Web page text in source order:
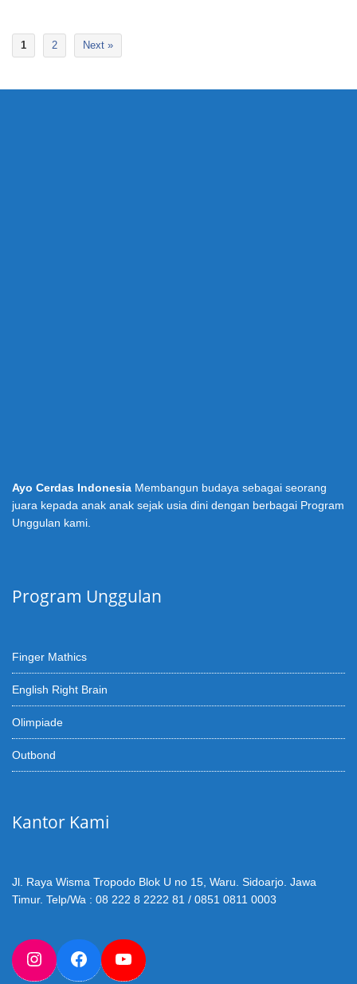
1 2 Next »
Ayo Cerdas Indonesia Membangun budaya sebagai seorang
juara kepada anak anak sejak usia dini dengan berbagai Program
Unggulan kami.
Program Unggulan
Finger Mathics
English Right Brain
Olimpiade
Outbond
Kantor Kami
Jl. Raya Wisma Tropodo Blok U no 15, Waru. Sidoarjo. Jawa
Timur. Telp/Wa : 08 222 8 2222 81 / 0851 0811 0003
InstagramFacebookYouTube